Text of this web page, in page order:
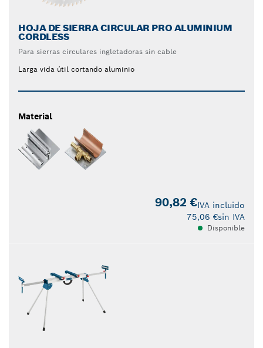
HOJA DE SIERRA CIRCULAR PRO ALUMINIUM
CORDLESS
Para sierras circulares ingletadoras sin cable
Larga vida útil cortando aluminio
Material
90,82 €IVA incluido
75,06 €sin IVA
Disponible